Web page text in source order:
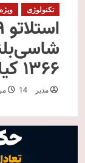
تکنولوژی
۱۳۶۶ کیلومتر
مدیر 14 مرداد 1405